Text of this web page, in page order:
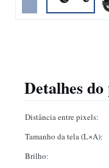
Detalhes
Distância entre pixels:
Tamanho da tela (L×A):
Brilho: